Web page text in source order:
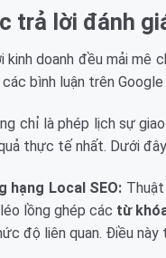
trả lời đánh
kinh doanh đều mải mê
bình luận trên
chỉ là phép lịch sự
thực tế nhất. Dưới
hạng Local SEO:
lồng ghép các từ
độ liên quan. Điều